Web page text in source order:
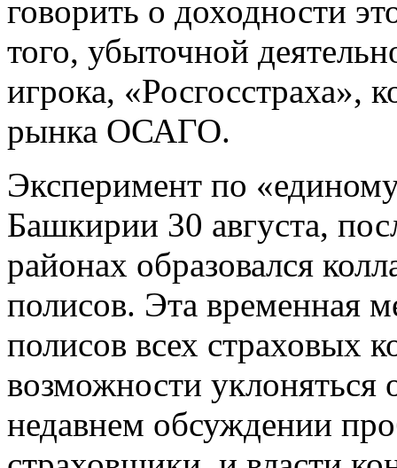
говорить о доходности
того, убыточной
игрока, «Росгосстраха»,
рынка ОСАГО.
Эксперимент по
Башкирии 30 августа,
районах образовался
полисов. Эта временная
полисов всех страховых
возможности уклоняться
недавнем обсуждении